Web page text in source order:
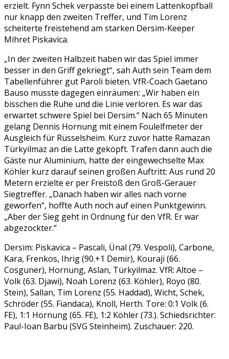
erzielt. Fynn Schek verpasste bei einem Lattenkopfball
nur knapp den zweiten Treffer, und Tim Lorenz
scheiterte freistehend am starken Dersim-Keeper
Mihret Piskavica.
„In der zweiten Halbzeit haben wir das Spiel immer
besser in den Griff gekriegt“, sah Auth sein Team dem
Tabellenführer gut Paroli bieten. VfR-Coach Gaetano
Bauso musste dagegen einräumen: „Wir haben ein
bisschen die Ruhe und die Linie verloren. Es war das
erwartet schwere Spiel bei Dersim.“ Nach 65 Minuten
gelang Dennis Hornung mit einem Foulelfmeter der
Ausgleich für Rüsselsheim. Kurz zuvor hatte Ramazan
Türkyilmaz an die Latte geköpft. Trafen dann auch die
Gäste nur Aluminium, hatte der eingewechselte Max
Köhler kurz darauf seinen großen Auftritt: Aus rund 20
Metern erzielte er per Freistoß den Groß-Gerauer
Siegtreffer. „Danach haben wir alles nach vorne
geworfen“, hoffte Auth noch auf einen Punktgewinn.
„Aber der Sieg geht in Ordnung für den VfR. Er war
abgezockter.“
Dersim: Piskavica – Pascali, Ünal (79. Vespoli), Carbone,
Kara, Frenkos, Ihrig (90.+1 Demir), Kouraji (66.
Cosguner), Hornung, Aslan, Türkyilmaz. VfR: Altoe –
Volk (63. Djawi), Noah Lorenz (63. Köhler), Royo (80.
Stein), Sallan, Tim Lorenz (55. Haddad), Wicht, Schek,
Schröder (55. Fiandaca), Knoll, Herth. Tore: 0:1 Volk (6.
FE), 1:1 Hornung (65. FE), 1:2 Köhler (73.). Schiedsrichter:
Paul-Ioan Barbu (SVG Steinheim). Zuschauer: 220.